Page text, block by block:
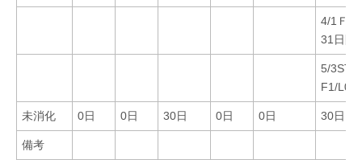
4/1Ｆ
31日間
5/3ST事
F1/L0
未消化 0日 0日 30日 0日 0日 30日
備考